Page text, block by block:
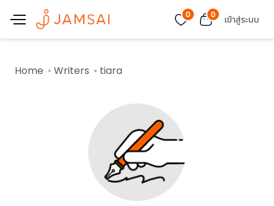
0 0 เข้าสู่ระบบ
Home Writers tiara